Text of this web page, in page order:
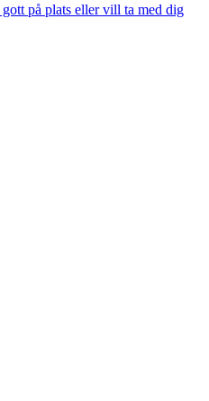
på plats eller vill ta med dig